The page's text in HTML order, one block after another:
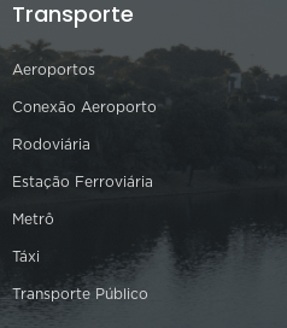
Transporte
Aeroportos
Conexão Aeroporto
Rodoviária
Estação Ferroviária
Metrô
Táxi
Transporte Público